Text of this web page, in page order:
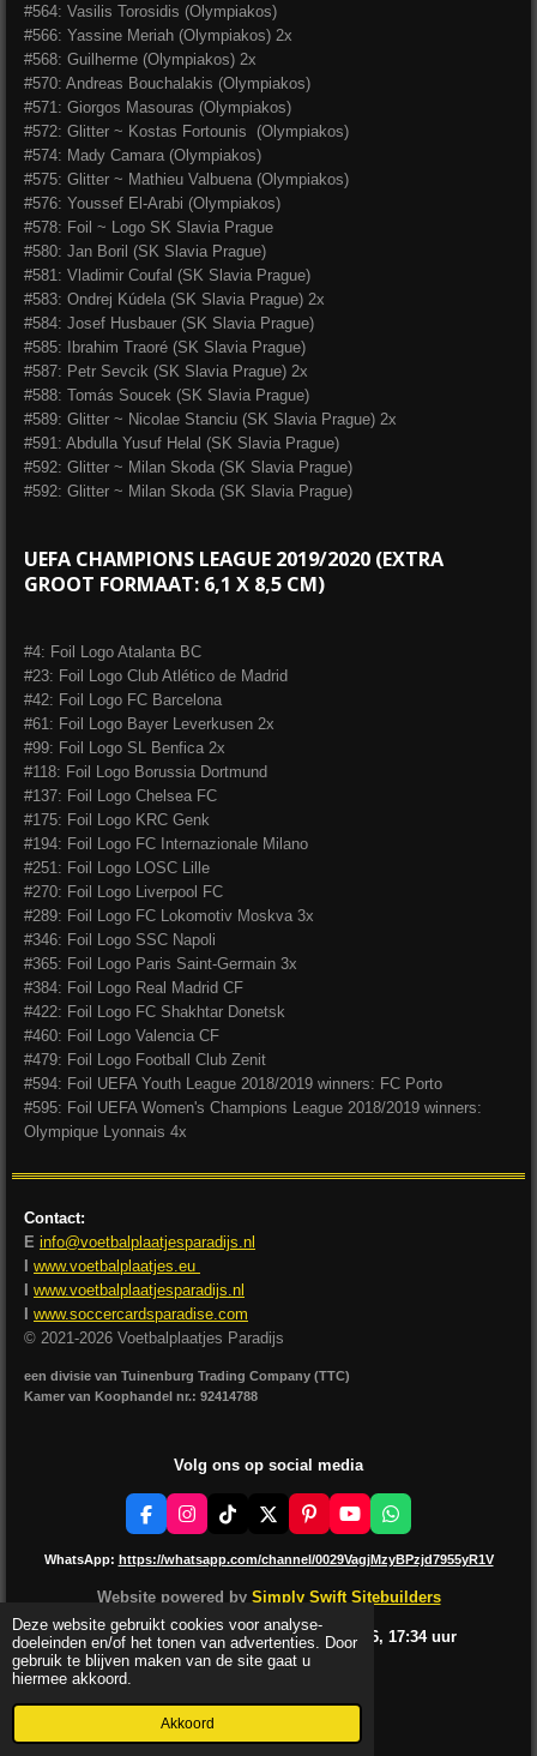
Deze website gebruikt cookies voor analyse-
doeleinden en/of het tonen van advertenties. Door
gebruik te blijven maken van de site gaat u
hiermee akkoord.
Akkoord
#564: Vasilis Torosidis (Olympiakos)
#566: Yassine Meriah (Olympiakos) 2x
#568: Guilherme (Olympiakos) 2x
#570: Andreas Bouchalakis (Olympiakos)
#571: Giorgos Masouras (Olympiakos)
#572: Glitter ~ Kostas Fortounis (Olympiakos)
#574: Mady Camara (Olympiakos)
#575: Glitter ~ Mathieu Valbuena (Olympiakos)
#576: Youssef El-Arabi (Olympiakos)
#578: Foil ~ Logo SK Slavia Prague
#580: Jan Boril (SK Slavia Prague)
#581: Vladimir Coufal (SK Slavia Prague)
#583: Ondrej Kúdela (SK Slavia Prague) 2x
#584: Josef Husbauer (SK Slavia Prague)
#585: Ibrahim Traoré (SK Slavia Prague)
#587: Petr Sevcik (SK Slavia Prague) 2x
#588: Tomás Soucek (SK Slavia Prague)
#589: Glitter ~ Nicolae Stanciu (SK Slavia Prague) 2x
#591: Abdulla Yusuf Helal (SK Slavia Prague)
#592: Glitter ~ Milan Skoda (SK Slavia Prague)
#592: Glitter ~ Milan Skoda (SK Slavia Prague)
UEFA CHAMPIONS LEAGUE 2019/2020 (EXTRA
GROOT FORMAAT: 6,1 X 8,5 CM)
#4: Foil Logo Atalanta BC
#23: Foil Logo Club Atlético de Madrid
#42: Foil Logo FC Barcelona
#61: Foil Logo Bayer Leverkusen 2x
#99: Foil Logo SL Benfica 2x
#118: Foil Logo Borussia Dortmund
#137: Foil Logo Chelsea FC
#175: Foil Logo KRC Genk
#194: Foil Logo FC Internazionale Milano
#251: Foil Logo LOSC Lille
#270: Foil Logo Liverpool FC
#289: Foil Logo FC Lokomotiv Moskva 3x
#346: Foil Logo SSC Napoli
#365: Foil Logo Paris Saint-Germain 3x
#384: Foil Logo Real Madrid CF
#422: Foil Logo FC Shakhtar Donetsk
#460: Foil Logo Valencia CF
#479: Foil Logo Football Club Zenit
#594: Foil UEFA Youth League 2018/2019 winners: FC Porto
#595: Foil UEFA Women's Champions League 2018/2019 winners:
Olympique Lyonnais 4x
Contact:
E info@voetbalplaatjesparadijs.nl
I www.voetbalplaatjes.eu
I www.voetbalplaatjesparadijs.nl
I www.soccercardsparadise.com
© 2021-2026 Voetbalplaatjes Paradijs
een divisie van Tuinenburg Trading Company (TTC)
Kamer van Koophandel nr.: 92414788
Volg ons op social media
F
a
c
b
o
k
I
n
s
a
r
a
m
T
k
o
X
P
i
n
e
e
s
t
Y
o
u
u
W
h
a
s
A
p
p
WhatsApp: https://whatsapp.com/channel/0029VagjMzyBPzjd7955yR1V
Website powered by Simply Swift Sitebuilders
Laatste website update: 6 augustus 2026, 17:34 uur
LEES HIER ONZE NIEUWSBRIEF